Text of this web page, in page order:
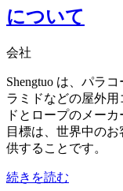
について
会社
Shengtuo は、パラ
ラミドなどの屋外
ドとロープのメー
目標は、世界中の
供することです。
続きを読む